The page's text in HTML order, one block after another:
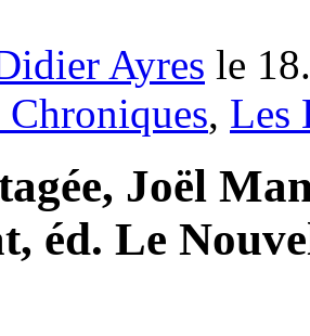
Ayres le
Chroniques, Les
Joël
éd. Le